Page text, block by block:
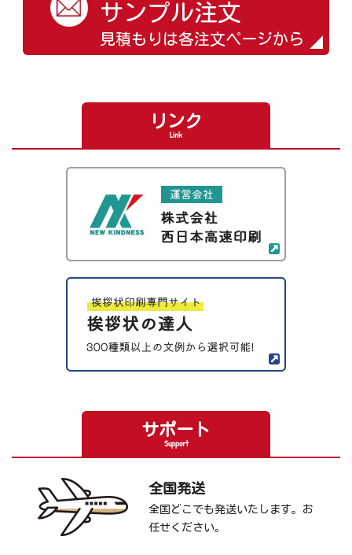
サンプル注文
見積もりは各注文ページから
リンク
Link
サポート
Support
全国発送
全国どこでも発送いたします。お
任せください。